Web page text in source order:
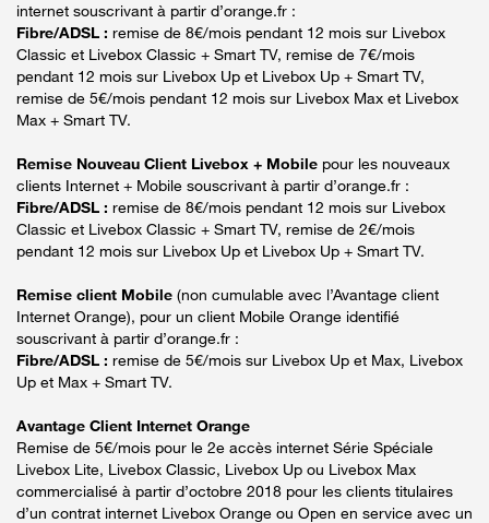
internet souscrivant à partir d’orange.fr :
Fibre/ADSL : remise de 8€/mois pendant 12 mois sur Livebox
Classic et Livebox Classic + Smart TV, remise de 7€/mois
pendant 12 mois sur Livebox Up et Livebox Up + Smart TV,
remise de 5€/mois pendant 12 mois sur Livebox Max et Livebox
Max + Smart TV.
Remise Nouveau Client Livebox + Mobile pour les nouveaux
clients Internet + Mobile souscrivant à partir d’orange.fr :
Fibre/ADSL : remise de 8€/mois pendant 12 mois sur Livebox
Classic et Livebox Classic + Smart TV, remise de 2€/mois
pendant 12 mois sur Livebox Up et Livebox Up + Smart TV.
Remise client Mobile (non cumulable avec l’Avantage client
Internet Orange), pour un client Mobile Orange identifié
souscrivant à partir d’orange.fr :
Fibre/ADSL : remise de 5€/mois sur Livebox Up et Max, Livebox
Up et Max + Smart TV.
Avantage Client Internet Orange
Remise de 5€/mois pour le 2e accès internet Série Spéciale
Livebox Lite, Livebox Classic, Livebox Up ou Livebox Max
commercialisé à partir d’octobre 2018 pour les clients titulaires
d’un contrat internet Livebox Orange ou Open en service avec un